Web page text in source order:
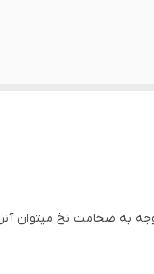
ضخامت نخ میتوان آنرا